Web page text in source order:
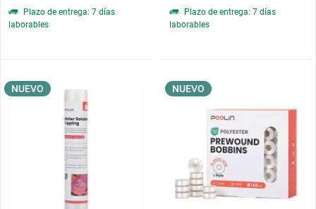
Plazo de entrega: 7 días
laborables
Plazo de entrega: 7 días
laborables
NUEVO NUEVO